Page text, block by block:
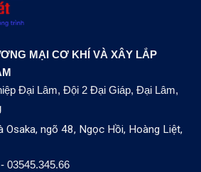
MẠI CƠ KHÍ VÀ XÂY LẮP
Đại Lâm, Đội 2 Đại Giáp, Đại Lâm,
Osaka, ngõ 48, Ngọc Hồi, Hoàng Liệt,
03545.345.66